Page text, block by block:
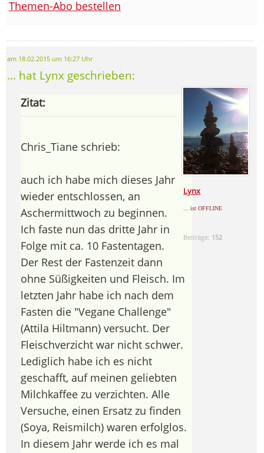
Themen-Abo bestellen
am 18.02.2015 um 16:27 Uhr
... hat Lynx geschrieben:
Lynx
... ist OFFLINE
Beiträge: 152
Zitat:
Chris_Tiane schrieb:
auch ich habe mich dieses Jahr
wieder entschlossen, an
Aschermittwoch zu beginnen.
Ich faste nun das dritte Jahr in
Folge mit ca. 10 Fastentagen.
Der Rest der Fastenzeit dann
ohne Süßigkeiten und Fleisch. Im
letzten Jahr habe ich nach dem
Fasten die "Vegane Challenge"
(Attila Hiltmann) versucht. Der
Fleischverzicht war nicht schwer.
Lediglich habe ich es nicht
geschafft, auf meinen geliebten
Milchkaffee zu verzichten. Alle
Versuche, einen Ersatz zu finden
(Soya, Reismilch) waren erfolglos.
In diesem Jahr werde ich es mal